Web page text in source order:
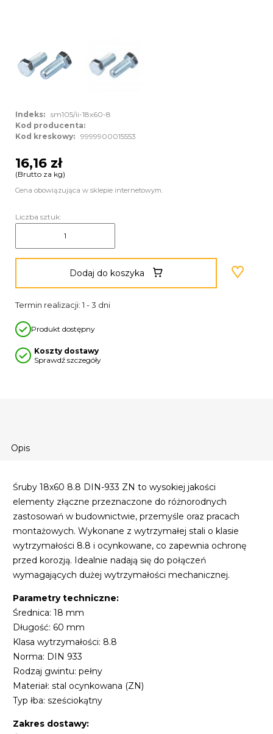
Opis
Śruby 18x60 8.8 DIN-933 ZN to wysokiej jakości
elementy złączne przeznaczone do różnorodnych
zastosowań w budownictwie, przemyśle oraz pracach
montażowych. Wykonane z wytrzymałej stali o klasie
wytrzymałości 8.8 i ocynkowane, co zapewnia ochronę
przed korozją. Idealnie nadają się do połączeń
wymagających dużej wytrzymałości mechanicznej.
Parametry techniczne:
Średnica: 18 mm
Długość: 60 mm
Klasa wytrzymałości: 8.8
Norma: DIN 933
Rodzaj gwintu: pełny
Materiał: stal ocynkowana (ZN)
Typ łba: sześciokątny
Zakres dostawy:
Indeks: sm105/ii-18x60-8
Kod producenta:
Kod kreskowy: 9999900015553
16,16 zł
(Brutto za kg)
Cena obowiązująca w sklepie internetowym.
Liczba sztuk:
Dodaj do koszyka
Termin realizacji: 1 - 3 dni
Produkt dostępny
Koszty dostawy
Sprawdź szczegóły